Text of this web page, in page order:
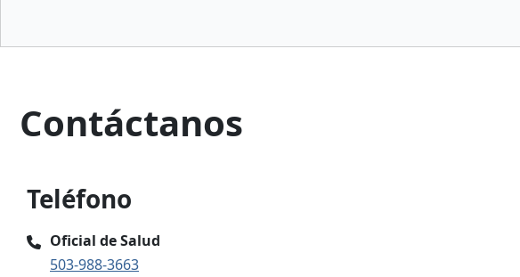
Contáctanos
Teléfono
Oficial de Salud
503-988-3663